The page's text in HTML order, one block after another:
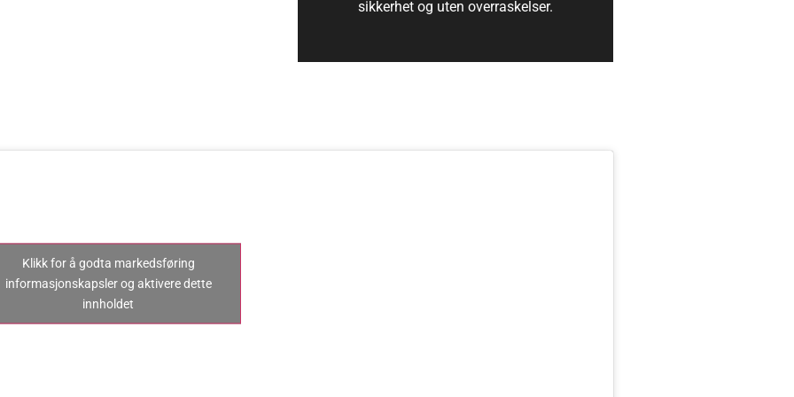
sikkerhet og uten overraskelser.
Klikk for å godta markedsføring
informasjonskapsler og aktivere dette
innholdet